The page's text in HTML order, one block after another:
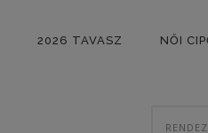
2026 TAVASZ NŐI